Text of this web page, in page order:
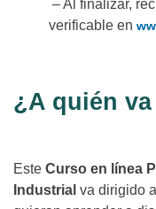
– Al finalizar,
verificable en
¿A quién
Este Curso en línea
Industrial va dirigido